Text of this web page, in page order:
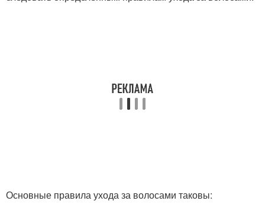
Основные правила ухода за волосами таковы: